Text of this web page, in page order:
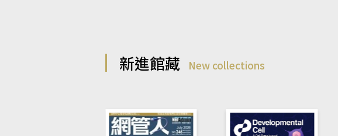
新進館藏 New collections